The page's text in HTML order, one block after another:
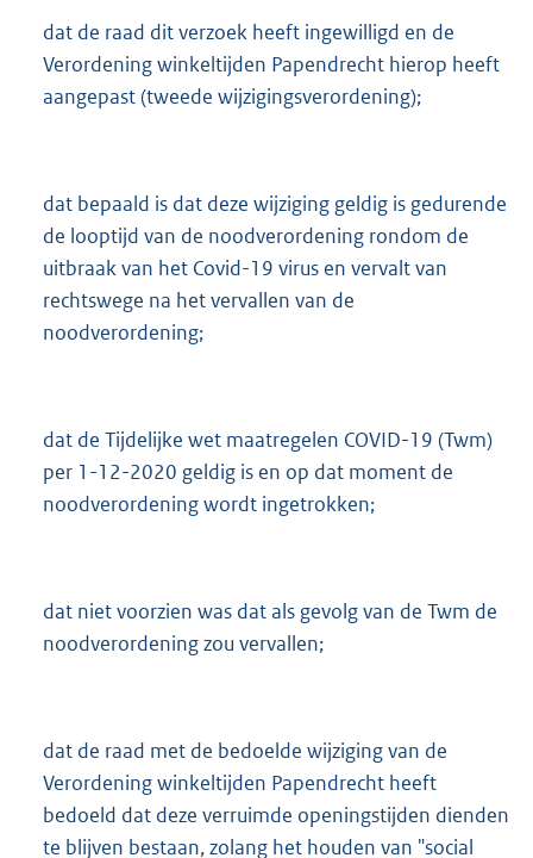
dat de raad dit verzoek heeft ingewilligd en de
Verordening winkeltijden Papendrecht hierop heeft
aangepast (tweede wijzigingsverordening);
dat bepaald is dat deze wijziging geldig is gedurende
de looptijd van de noodverordening rondom de
uitbraak van het Covid-19 virus en vervalt van
rechtswege na het vervallen van de
noodverordening;
dat de Tijdelijke wet maatregelen COVID-19 (Twm)
per 1-12-2020 geldig is en op dat moment de
noodverordening wordt ingetrokken;
dat niet voorzien was dat als gevolg van de Twm de
noodverordening zou vervallen;
dat de raad met de bedoelde wijziging van de
Verordening winkeltijden Papendrecht heeft
bedoeld dat deze verruimde openingstijden dienden
te blijven bestaan, zolang het houden van "social